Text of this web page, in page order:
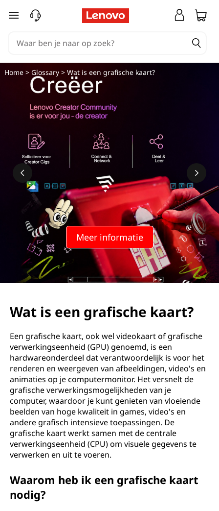
Ga naar de hoofdinhoud
Meer informatie
Home> Glossary> Wat is een grafische kaart?
Wat is een grafische kaart?
Een grafische kaart, ook wel videokaart of grafische
verwerkingseenheid (GPU) genoemd, is een
hardwareonderdeel dat verantwoordelijk is voor het
renderen en weergeven van afbeeldingen, video's en
animaties op je computermonitor. Het versnelt de
grafische verwerkingsmogelijkheden van je
computer, waardoor je kunt genieten van vloeiende
beelden van hoge kwaliteit in games, video's en
andere grafisch intensieve toepassingen. De
grafische kaart werkt samen met de centrale
verwerkingseenheid (CPU) om visuele gegevens te
verwerken en uit te voeren.
Waarom heb ik een grafische kaart
nodig?